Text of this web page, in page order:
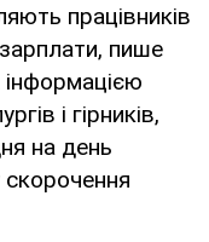
працівників
пише
і гірників,
на день